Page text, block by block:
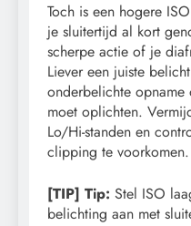
Toch is een hogere
je sluitertijd al kort
scherpe actie of je
Liever een juiste
onderbelichte
moet oplichten.
Lo/Hi-standen en
clipping te voorkomen.
[TIP] Tip: Stel ISO
belichting aan met